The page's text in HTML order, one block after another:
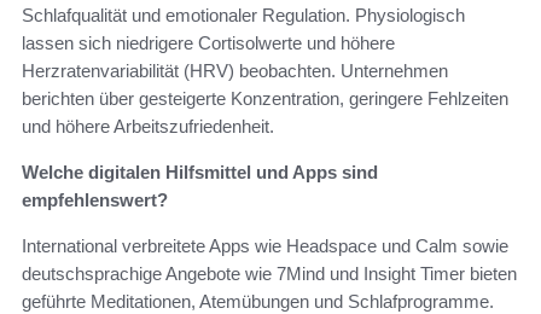
Schlafqualität und emotionaler Regulation. Physiologisch
lassen sich niedrigere Cortisolwerte und höhere
Herzratenvariabilität (HRV) beobachten. Unternehmen
berichten über gesteigerte Konzentration, geringere Fehlzeiten
und höhere Arbeitszufriedenheit.
Welche digitalen Hilfsmittel und Apps sind
empfehlenswert?
International verbreitete Apps wie Headspace und Calm sowie
deutschsprachige Angebote wie 7Mind und Insight Timer bieten
geführte Meditationen, Atemübungen und Schlafprogramme.